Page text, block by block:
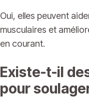
Oui, elles peuvent
musculaires et
en courant.
Existe-t-il
pour